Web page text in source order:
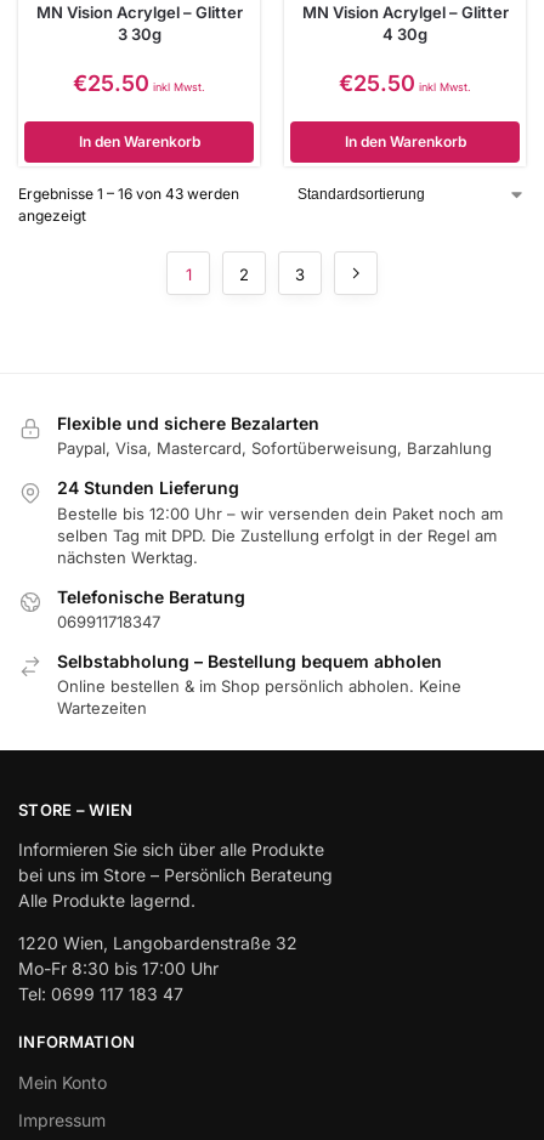
MN Vision Acrylgel – Glitter
3 30g
€25.50 inkl Mwst.
In den Warenkorb
MN Vision Acrylgel – Glitter
4 30g
€25.50 inkl Mwst.
In den Warenkorb
Ergebnisse 1 – 16 von 43 werden
angezeigt
1 2 3
Flexible und sichere Bezalarten
Paypal, Visa, Mastercard, Sofortüberweisung, Barzahlung
24 Stunden Lieferung
Bestelle bis 12:00 Uhr – wir versenden dein Paket noch am
selben Tag mit DPD. Die Zustellung erfolgt in der Regel am
nächsten Werktag.
Telefonische Beratung
069911718347
Selbstabholung – Bestellung bequem abholen
Online bestellen & im Shop persönlich abholen. Keine
Wartezeiten
STORE – WIEN
Informieren Sie sich über alle Produkte
bei uns im Store – Persönlich Berateung
Alle Produkte lagernd.
1220 Wien, Langobardenstraße 32
Mo-Fr 8:30 bis 17:00 Uhr
Tel: 0699 117 183 47
INFORMATION
Mein Konto
Impressum